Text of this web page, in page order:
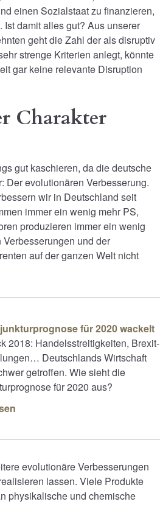
einen Sozialstaat zu finanzieren,
damit alles gut? Aus unserer
geht die Zahl der als disruptiv
strenge Kriterien anlegt, könnte
gar keine relevante Disruption
Charakter
gut kaschieren, da die deutsche
Der evolutionären Verbesserung.
wir in Deutschland seit
immer ein wenig mehr PS,
produzieren immer ein wenig
und der
auf der ganzen Welt nicht
für 2020 wackelt
2018: Handelsstreitigkeiten, Brexit-
Deutschlands Wirtschaft
getroffen. Wie sieht die
für 2020 aus?
evolutionäre Verbesserungen
lassen. Viele Produkte
physikalische und chemische